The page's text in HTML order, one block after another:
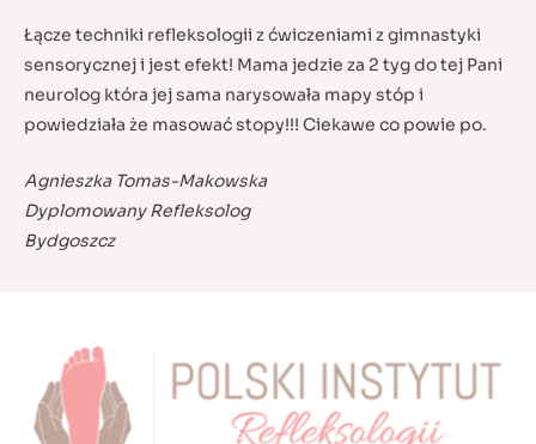
Łącze techniki refleksologii z ćwiczeniami z gimnastyki
sensorycznej i jest efekt! Mama jedzie za 2 tyg do tej Pani
neurolog która jej sama narysowała mapy stóp i
powiedziała że masować stopy!!! Ciekawe co powie po.
Agnieszka Tomas-Makowska
Dyplomowany Refleksolog
Bydgoszcz